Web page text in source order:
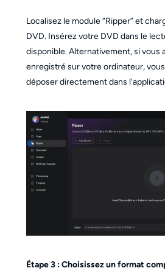
Localisez le module “Ripper” et
DVD. Insérez votre DVD dans le
disponible. Alternativement, si vous
enregistré sur votre ordinateur,
déposer directement dans
Étape 3 : Choisissez un format